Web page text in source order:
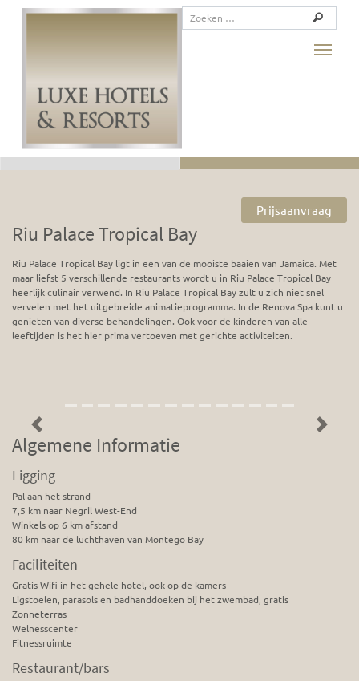
Prijsaanvraag
Riu Palace Tropical Bay
Riu Palace Tropical Bay ligt in een van de mooiste baaien van Jamaica. Met
maar liefst 5 verschillende restaurants wordt u in Riu Palace Tropical Bay
heerlijk culinair verwend. In Riu Palace Tropical Bay zult u zich niet snel
vervelen met het uitgebreide animatieprogramma. In de Renova Spa kunt u
genieten van diverse behandelingen. Ook voor de kinderen van alle
leeftijden is het hier prima vertoeven met gerichte activiteiten.
Previous Next
Algemene Informatie
Ligging
Pal aan het strand
7,5 km naar Negril West-End
Winkels op 6 km afstand
80 km naar de luchthaven van Montego Bay
Faciliteiten
Gratis Wifi in het gehele hotel, ook op de kamers
Ligstoelen, parasols en badhanddoeken bij het zwembad, gratis
Zonneterras
Welnesscenter
Fitnessruimte
Restaurant/bars